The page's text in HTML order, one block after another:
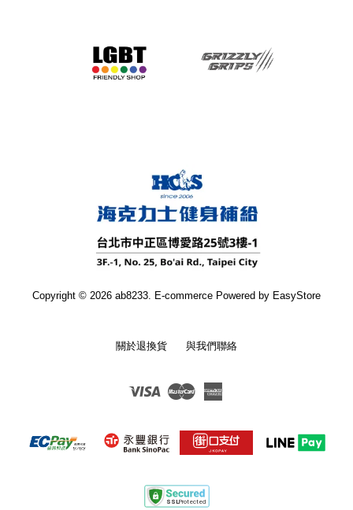
Copyright © 2026 ab8233. E-commerce Powered by EasyStore
關於退換貨 與我們聯絡
Visa Master